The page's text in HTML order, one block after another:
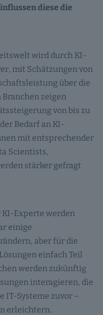
diese die
wird durch KI-
mit Schätzungen von
über die
Branchen zeigen
von bis zu
Bedarf an KI-
mit entsprechender
Scientists,
stärker gefragt
KI-Experte werden
einige
aber für die
einfach Teil
werden zukünftig
interagieren, die
IT-Systeme zuvor –
erleichtern.